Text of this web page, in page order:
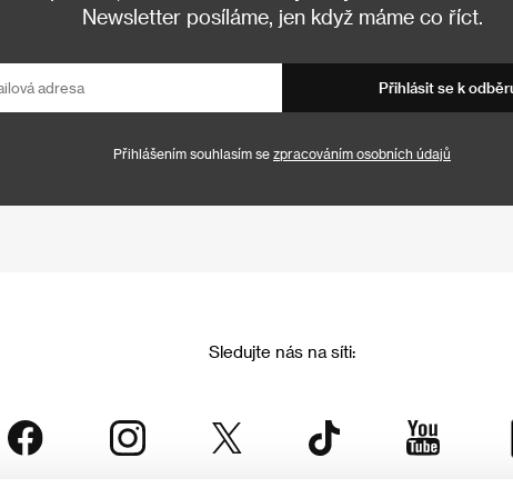
Newsletter posíláme, jen když máme co říct.
Přihlásit se k
Přihlášením souhlasím se zpracováním osobních údajů
Sledujte nás na síti: